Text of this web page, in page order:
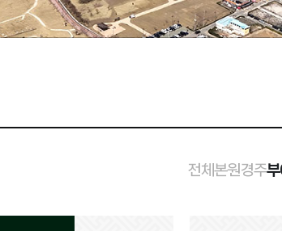
전체
선택됨본원경주